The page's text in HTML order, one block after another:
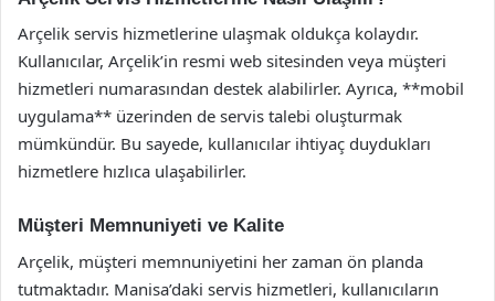
Arçelik servis hizmetlerine ulaşmak oldukça kolaydır.
Kullanıcılar, Arçelik’in resmi web sitesinden veya müşteri
hizmetleri numarasından destek alabilirler. Ayrıca, **mobil
uygulama** üzerinden de servis talebi oluşturmak
mümkündür. Bu sayede, kullanıcılar ihtiyaç duydukları
hizmetlere hızlıca ulaşabilirler.
Müşteri Memnuniyeti ve Kalite
Arçelik, müşteri memnuniyetini her zaman ön planda
tutmaktadır. Manisa’daki servis hizmetleri, kullanıcıların